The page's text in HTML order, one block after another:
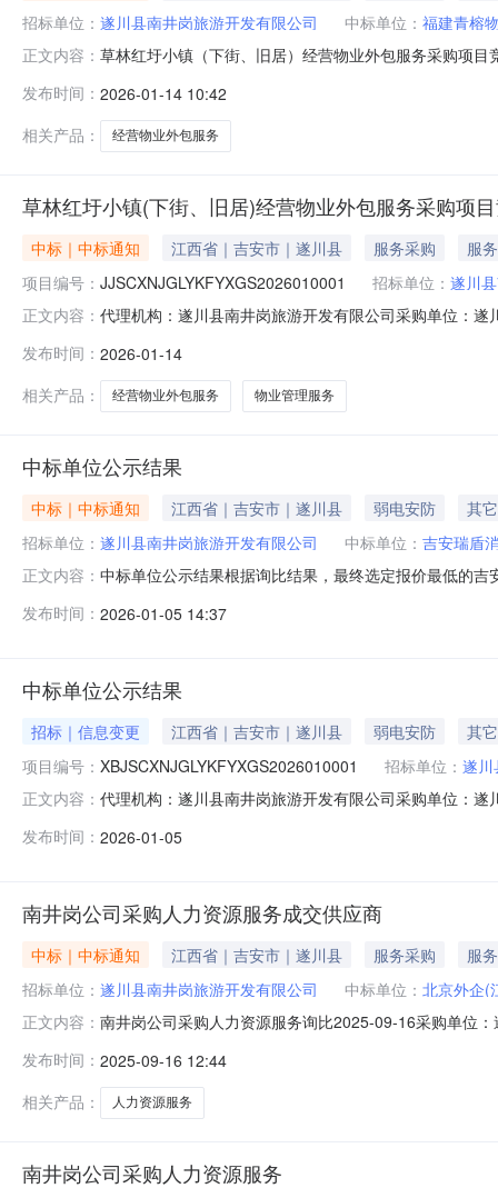
招标单位： 遂川县南井岗旅游开发有限公司 中标单位： 福建青榕
正文内容： 草林红圩小镇（下街、旧居）经营物业外包服务采购项
发布时间： 2026-01-14 10:42
相关产品：
经营物业外包服务
草林红圩小镇(下街、旧居)经营物业外包服务采购项
中标｜中标通知 江西省｜吉安市｜遂川县 服务采购
服务
项目编号： JJSCXNJGLYKFYXGS2026010001 招标单位： 遂川
正文内容： 代理机构：遂川县南井岗旅游开发有限公司采购单位：
服务竞价1.00元--对供应商要求报价要求：保证金：
发布时间： 2026-01-14
相关产品：
经营物业外包服务 物业管理服务
中标单位公示结果
中标｜中标通知 江西省｜吉安市｜遂川县 弱电安防
其它
招标单位： 遂川县南井岗旅游开发有限公司 中标单位： 吉安瑞盾
正文内容： 中标单位公示结果根据询比结果，最终选定报价最低的
发布时间： 2026-01-05 14:37
中标单位公示结果
招标｜信息变更 江西省｜吉安市｜遂川县 弱电安防
其它
项目编号： XBJSCXNJGLYKFYXGS2026010001 招标单位： 遂川
正文内容： 代理机构：遂川县南井岗旅游开发有限公司采购单位：
取）报价币种：人民币根据询比结果，最终选定报价最
发布时间： 2026-01-05
南井岗公司采购人力资源服务成交供应商
中标｜中标通知 江西省｜吉安市｜遂川县 服务采购
服务
招标单位： 遂川县南井岗旅游开发有限公司 中标单位： 北京外企(
正文内容： 南井岗公司采购人力资源服务询比2025-09-16采购单位
发布时间： 2025-09-16 12:44
相关产品：
人力资源服务
南井岗公司采购人力资源服务